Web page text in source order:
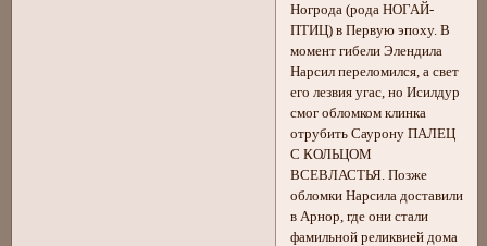
Ногрода (рода НОГАЙ-
ПТИЦ) в Первую эпоху. В
момент гибели Элендила
Нарсил переломился, а свет
его лезвия угас, но Исилдур
смог обломком клинка
отрубить Саурону ПАЛЕЦ
С КОЛЬЦОМ
ВСЕВЛАСТЬЯ. Позже
обломки Нарсила доставили
в Арнор, где они стали
фамильной реликвией дома